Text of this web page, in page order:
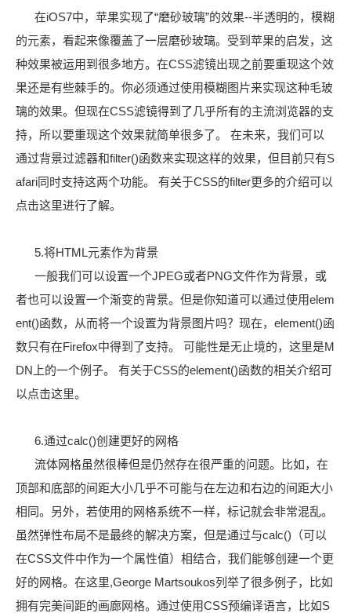
在iOS7中，苹果实现了“磨砂玻璃”的效果--半透明的，模糊
的元素，看起来像覆盖了一层磨砂玻璃。受到苹果的启发，这
种效果被运用到很多地方。在CSS滤镜出现之前要重现这个效
果还是有些棘手的。你必须通过使用模糊图片来实现这种毛玻
璃的效果。但现在CSS滤镜得到了几乎所有的主流浏览器的支
持，所以要重现这个效果就简单很多了。 在未来，我们可以
通过背景过滤器和filter()函数来实现这样的效果，但目前只有S
afari同时支持这两个功能。 有关于CSS的filter更多的介绍可以
点击这里进行了解。
5.将HTML元素作为背景
一般我们可以设置一个JPEG或者PNG文件作为背景，或
者也可以设置一个渐变的背景。但是你知道可以通过使用elem
ent()函数，从而将一个设置为背景图片吗？现在，element()函
数只有在Firefox中得到了支持。 可能性是无止境的，这里是M
DN上的一个例子。 有关于CSS的element()函数的相关介绍可
以点击这里。
6.通过calc()创建更好的网格
流体网格虽然很棒但是仍然存在很严重的问题。比如，在
顶部和底部的间距大小几乎不可能与在左边和右边的间距大小
相同。另外，若使用的网格系统不一样，标记就会非常混乱。
虽然弹性布局不是最终的解决方案，但是通过与calc()（可以
在CSS文件中作为一个属性值）相结合，我们能够创建一个更
好的网格。在这里,George Martsoukos列举了很多例子，比如
拥有完美间距的画廊网格。通过使用CSS预编译语言，比如S